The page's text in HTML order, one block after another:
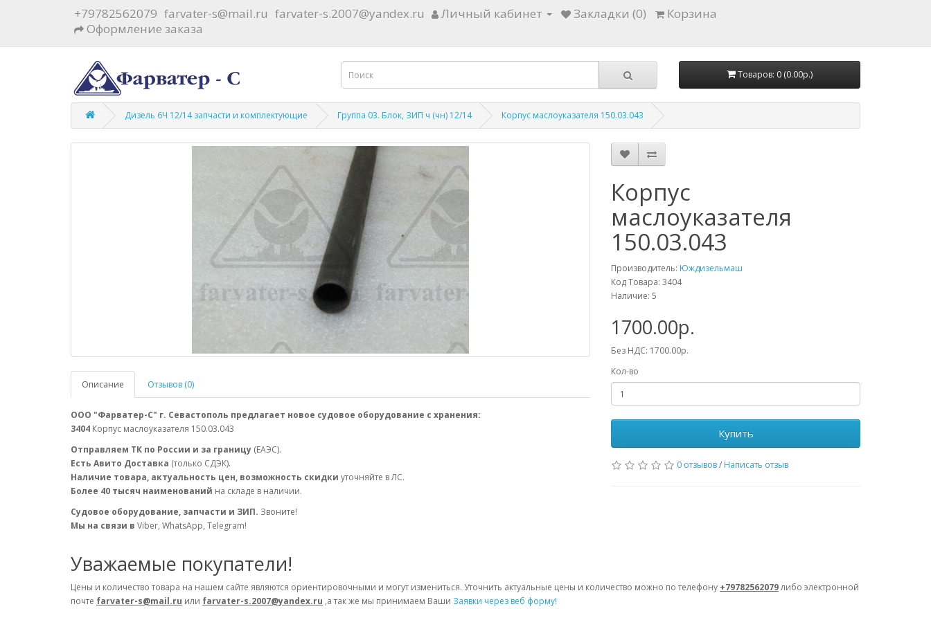
+79782562079 farvater-s@mail.ru farvater-s.2007@yandex.ru Личный кабинет Закладки (0)
Корзина
Оформление заказа
Товаров: 0 (0.00р.)
Дизель 6Ч 12/14 запчасти и комплектующие Группа 03. Блок, ЗИП ч (чн) 12/14 Корпус маслоуказателя 150.03.043
Описание Отзывов (0)
ООО "Фарватер-С" г. Севастополь предлагает новое судовое оборудование с хранения:
3404 Корпус маслоуказателя 150.03.043
Отправляем ТК по России и за границу (ЕАЭС).
Есть Авито Доставка (только СДЭК).
Наличие товара, актуальность цен, возможность скидки уточняйте в ЛС.
Более 40 тысяч наименований на складе в наличии.
Судовое оборудование, запчасти и ЗИП. Звоните!
Мы на связи в Viber, WhatsApp, Telegram!
Корпус
маслоуказателя
150.03.043
Производитель: Юждизельмаш
Код Товара: 3404
Наличие: 5
1700.00р.
Без НДС: 1700.00р.
Кол-во
Купить
0 отзывов/ Написать отзыв
Уважаемые покупатели!
Цены и количество товара на нашем сайте являются ориентировочными и могут измениться. Уточнить актуальные цены и количество можно по телефону +79782562079либо электронной
почте farvater-s@mail.ru или farvater-s.2007@yandex.ru ,а так же мы принимаем Ваши Заявки через веб форму!